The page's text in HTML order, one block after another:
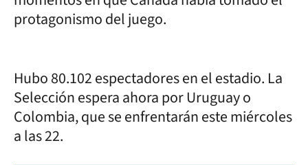
protagonismo del juego.
Hubo 80.102 espectadores en el estadio. La
Selección espera ahora por Uruguay o
Colombia, que se enfrentarán este miércoles
a las 22.